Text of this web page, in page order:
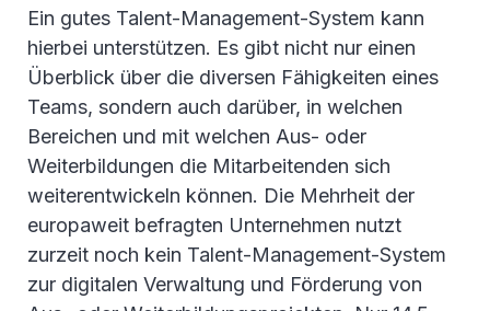
Ein gutes Talent-Management-System kann
hierbei unterstützen. Es gibt nicht nur einen
Überblick über die diversen Fähigkeiten eines
Teams, sondern auch darüber, in welchen
Bereichen und mit welchen Aus- oder
Weiterbildungen die Mitarbeitenden sich
weiterentwickeln können. Die Mehrheit der
europaweit befragten Unternehmen nutzt
zurzeit noch kein Talent-Management-System
zur digitalen Verwaltung und Förderung von